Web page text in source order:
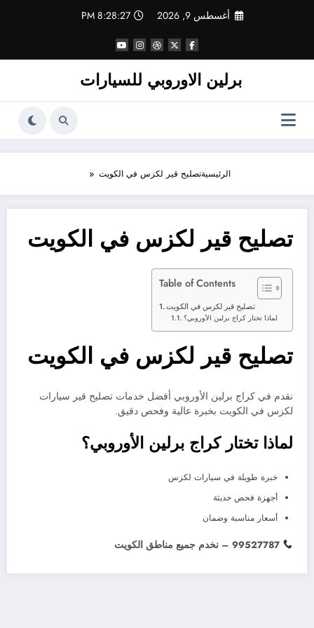
أغسطس 9, 2026 8:28:27 PM
برلين الاوروبي للسيارات
الرئيسيةتصليح قير لكزس في الكويت
تصليح قير لكزس في الكويت
Table of Contents
تصليح قير لكزس في الكويت
لماذا تختار كراج برلين الأوروبي؟
تصليح قير لكزس في الكويت
نقدم في كراج برلين الأوروبي أفضل خدمات تصليح قير سيارات
لكزس في الكويت بخبرة عالية وفحص دقيق.
لماذا تختار كراج برلين الأوروبي؟
خبرة طويلة في سيارات لكزس
أجهزة فحص حديثة
أسعار مناسبة وضمان
99527787 – نخدم جميع مناطق الكويت